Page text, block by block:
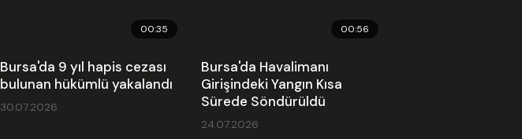
00:35
Bursa'da 9 yıl hapis cezası
bulunan hükümlü yakalandı
30.07.2026
00:56
Bursa'da Havalimanı
Girişindeki Yangın Kısa
Sürede Söndürüldü
24.07.2026